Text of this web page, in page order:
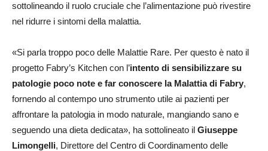
sottolineando il ruolo cruciale che l’alimentazione può rivestire
nel ridurre i sintomi della malattia.
«Si parla troppo poco delle Malattie Rare. Per questo è nato il
progetto Fabry’s Kitchen con l’intento di sensibilizzare su
patologie poco note e far conoscere la Malattia di Fabry,
fornendo al contempo uno strumento utile ai pazienti per
affrontare la patologia in modo naturale, mangiando sano e
seguendo una dieta dedicata», ha sottolineato il Giuseppe
Limongelli, Direttore del Centro di Coordinamento delle